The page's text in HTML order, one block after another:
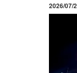
2026/07/